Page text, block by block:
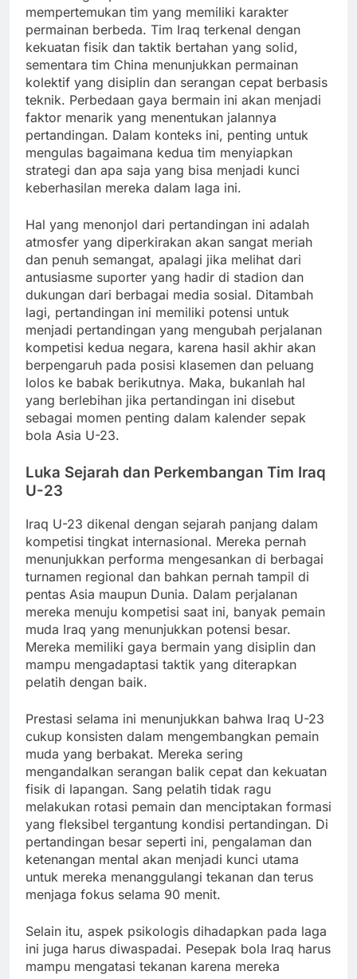
mempertemukan tim yang memiliki karakter
permainan berbeda. Tim Iraq terkenal dengan
kekuatan fisik dan taktik bertahan yang solid,
sementara tim China menunjukkan permainan
kolektif yang disiplin dan serangan cepat berbasis
teknik. Perbedaan gaya bermain ini akan menjadi
faktor menarik yang menentukan jalannya
pertandingan. Dalam konteks ini, penting untuk
mengulas bagaimana kedua tim menyiapkan
strategi dan apa saja yang bisa menjadi kunci
keberhasilan mereka dalam laga ini.
Hal yang menonjol dari pertandingan ini adalah
atmosfer yang diperkirakan akan sangat meriah
dan penuh semangat, apalagi jika melihat dari
antusiasme suporter yang hadir di stadion dan
dukungan dari berbagai media sosial. Ditambah
lagi, pertandingan ini memiliki potensi untuk
menjadi pertandingan yang mengubah perjalanan
kompetisi kedua negara, karena hasil akhir akan
berpengaruh pada posisi klasemen dan peluang
lolos ke babak berikutnya. Maka, bukanlah hal
yang berlebihan jika pertandingan ini disebut
sebagai momen penting dalam kalender sepak
bola Asia U-23.
Luka Sejarah dan Perkembangan Tim Iraq
U-23
Iraq U-23 dikenal dengan sejarah panjang dalam
kompetisi tingkat internasional. Mereka pernah
menunjukkan performa mengesankan di berbagai
turnamen regional dan bahkan pernah tampil di
pentas Asia maupun Dunia. Dalam perjalanan
mereka menuju kompetisi saat ini, banyak pemain
muda Iraq yang menunjukkan potensi besar.
Mereka memiliki gaya bermain yang disiplin dan
mampu mengadaptasi taktik yang diterapkan
pelatih dengan baik.
Prestasi selama ini menunjukkan bahwa Iraq U-23
cukup konsisten dalam mengembangkan pemain
muda yang berbakat. Mereka sering
mengandalkan serangan balik cepat dan kekuatan
fisik di lapangan. Sang pelatih tidak ragu
melakukan rotasi pemain dan menciptakan formasi
yang fleksibel tergantung kondisi pertandingan. Di
pertandingan besar seperti ini, pengalaman dan
ketenangan mental akan menjadi kunci utama
untuk mereka menanggulangi tekanan dan terus
menjaga fokus selama 90 menit.
Selain itu, aspek psikologis dihadapkan pada laga
ini juga harus diwaspadai. Pesepak bola Iraq harus
mampu mengatasi tekanan karena mereka